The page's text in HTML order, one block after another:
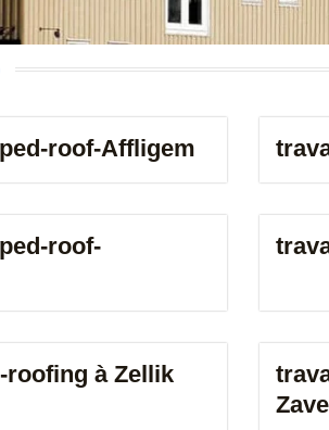
roof-Affligem
roof-
roofing à Zellik